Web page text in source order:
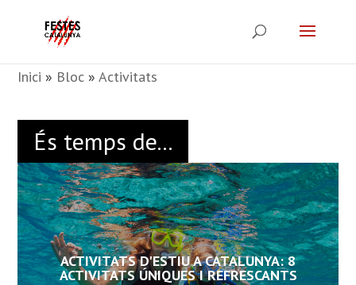
Inici » Bloc »Activitats
És temps de...
ACTIVITATS D'ESTIU A CATALUNYA: 8
ACTIVITATS ÚNIQUES I REFRESCANTS